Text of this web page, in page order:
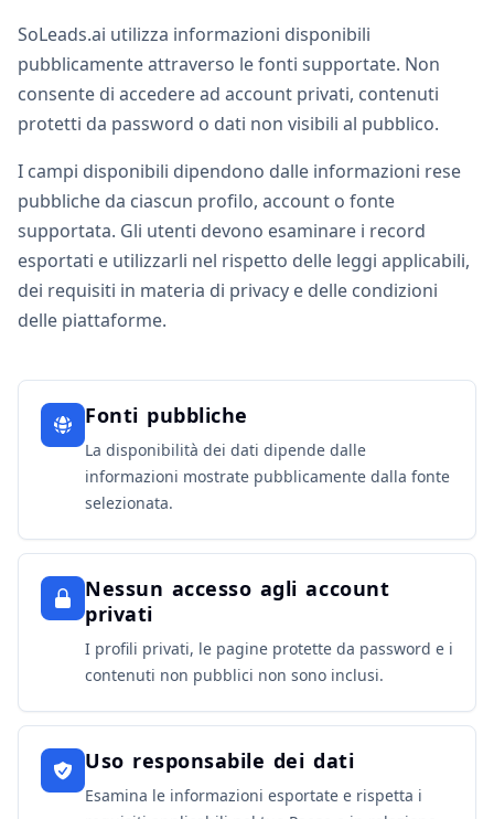
SoLeads.ai utilizza informazioni disponibili
pubblicamente attraverso le fonti supportate. Non
consente di accedere ad account privati, contenuti
protetti da password o dati non visibili al pubblico.
I campi disponibili dipendono dalle informazioni rese
pubbliche da ciascun profilo, account o fonte
supportata. Gli utenti devono esaminare i record
esportati e utilizzarli nel rispetto delle leggi applicabili,
dei requisiti in materia di privacy e delle condizioni
delle piattaforme.
Fonti pubbliche
La disponibilità dei dati dipende dalle
informazioni mostrate pubblicamente dalla fonte
selezionata.
Nessun accesso agli account
privati
I profili privati, le pagine protette da password e i
contenuti non pubblici non sono inclusi.
Uso responsabile dei dati
Esamina le informazioni esportate e rispetta i